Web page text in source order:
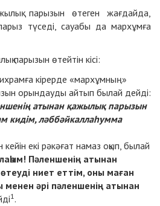
парызын өтеген жағдайда,
түседі, сауабы да мархұмға
парызын өтейтін кісі:
кірерде «мархұмның»
орындауды айтып былай дейді:
атынан қажылық парызын
кидім, ләббәйкаллаһумма
кейін екі рәкәғат намаз оқып, былай
Пәленшенің атынан
ниет еттім, оны маған
әрі пәленшенің атынан
1.